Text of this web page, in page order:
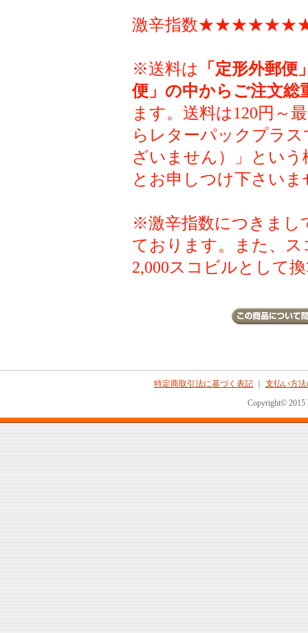
激辛指数
※送料は
「定形外郵
便」の中からご注文総
ます。送料は120円～
らレターパックプラ
ざいません）」とい
とお申しつけ下さいま
※激辛指数につきまし
ております。また、
2,000スコビルとして
特定商取引法に基づく表記
支払い方
Copyright© 2015